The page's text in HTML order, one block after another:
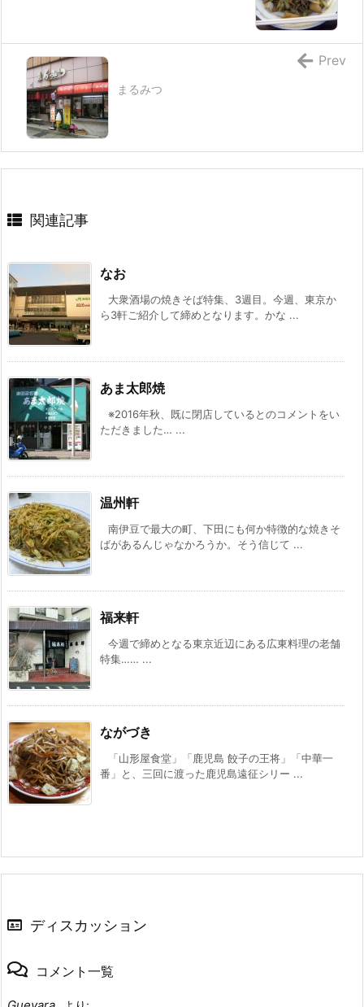
まるみつ
Prev
関連記事
なお
大衆酒場の焼きそば特集、3週目。今週、東京か
ら3軒ご紹介して締めとなります。かな ...
あま太郎焼
※2016年秋、既に閉店しているとのコメントをい
ただきました… ...
温州軒
南伊豆で最大の町、下田にも何か特徴的な焼きそ
ばがあるんじゃなかろうか。そう信じて ...
福来軒
今週で締めとなる東京近辺にある広東料理の老舗
特集…… ...
ながづき
「山形屋食堂」「鹿児島 餃子の王将」「中華一
番」と、三回に渡った鹿児島遠征シリー ...
ディスカッション
コメント一覧